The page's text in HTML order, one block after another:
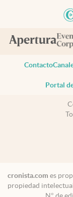
Contacto
Portal
cronista.com es
propiedad